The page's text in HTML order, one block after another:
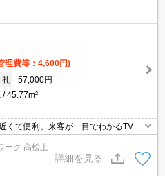
理費等：4,600円)
礼
57,000円
45.77m²
くて便利。来客が一目でわかるTVイ
収納はウォークインクロゼット・床
空間を利用することも可能です。こ
ーク 高松上
詳細を見る